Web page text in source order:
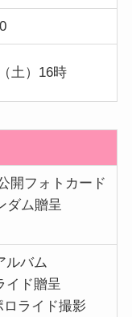
土）16時
開フォトカード
ダム贈呈
ルバム
イド贈呈
ライド撮影